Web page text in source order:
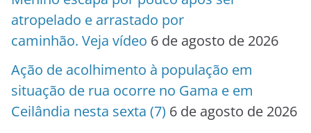
atropelado e arrastado por
caminhão. Veja vídeo 6 de agosto de 2026
Ação de acolhimento à população em
situação de rua ocorre no Gama e em
Ceilândia nesta sexta (7) 6 de agosto de 2026